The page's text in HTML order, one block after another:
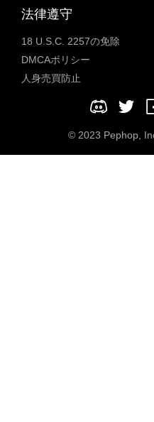
法律遵守
18 U.S.C. 2257の免除
DMCAポリシー
人身売買防止
© 2023 Pephop,